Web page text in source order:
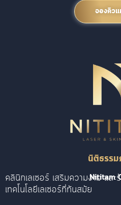
จองคิว
นิติธรร
Nititam
คลินิกเลเซอร์ เสริมความงาม แ
เทคโนโลยีเลเซอร์ที่ทันสมัย